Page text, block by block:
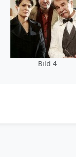
Bild 4